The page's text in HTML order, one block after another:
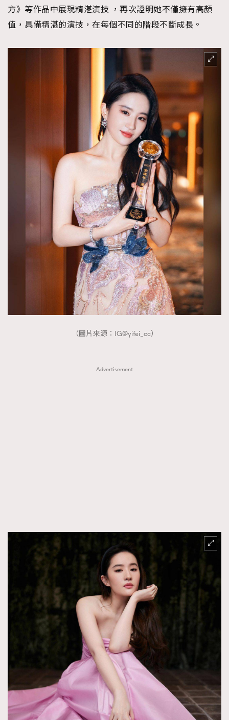
方》等作品中展現精湛演技 ，再次證明她不僅擁有高顏
值，具備精湛的演技，在每個不同的階段不斷成長。
（圖片來源：IG@yifei_cc）
Advertisement